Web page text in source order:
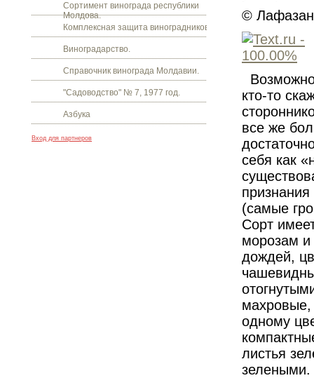
Сортимент винограда республики
Молдова.
Комплексная защита виноградников.
Виноградарство.
Справочник винограда Молдавии.
"Садоводство" № 7, 1977 год.
Азбука
Вход для партнеров
©
кто-то
все же
себя как
(самые
Сорт
морозам и
дождей,
махровые,
одному
листья
зелеными.